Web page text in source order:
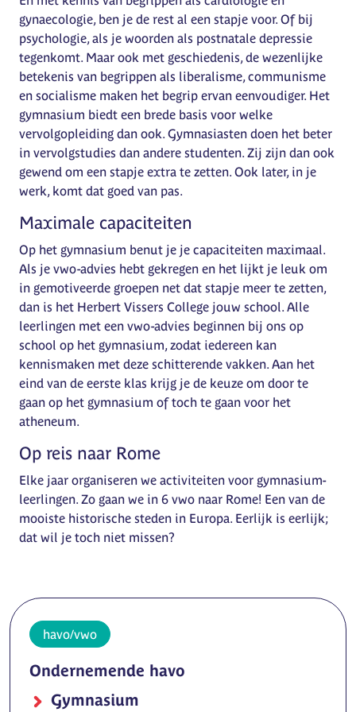
gynaecologie, ben je de rest al een stapje voor. Of bij
psychologie, als je woorden als postnatale depressie
tegenkomt. Maar ook met geschiedenis, de wezenlijke
betekenis van begrippen als liberalisme, communisme
en socialisme maken het begrip ervan eenvoudiger. Het
gymnasium biedt een brede basis voor welke
vervolgopleiding dan ook. Gymnasiasten doen het beter
in vervolgstudies dan andere studenten. Zij zijn dan ook
gewend om een stapje extra te zetten. Ook later, in je
werk, komt dat goed van pas.
Maximale capaciteiten
Op het gymnasium benut je je capaciteiten maximaal.
Als je vwo-advies hebt gekregen en het lijkt je leuk om
in gemotiveerde groepen net dat stapje meer te zetten,
dan is het Herbert Vissers College jouw school. Alle
leerlingen met een vwo-advies beginnen bij ons op
school op het gymnasium, zodat iedereen kan
kennismaken met deze schitterende vakken. Aan het
eind van de eerste klas krijg je de keuze om door te
gaan op het gymnasium of toch te gaan voor het
atheneum.
Op reis naar Rome
Elke jaar organiseren we activiteiten voor gymnasium-
leerlingen. Zo gaan we in 6 vwo naar Rome! Een van de
mooiste historische steden in Europa. Eerlijk is eerlijk;
dat wil je toch niet missen?
havo/vwo
Ondernemende havo
Gymnasium